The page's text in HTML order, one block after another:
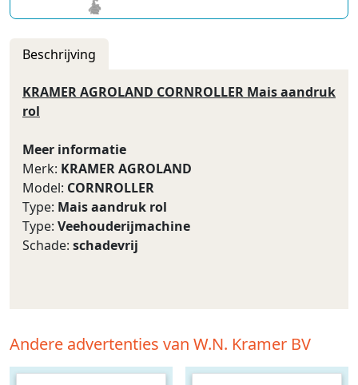
Beschrijving
KRAMER AGROLAND CORNROLLER Mais aandruk
rol
Meer informatie
Merk: KRAMER AGROLAND
Model: CORNROLLER
Type: Mais aandruk rol
Type: Veehouderijmachine
Schade: schadevrij
Andere advertenties van W.N. Kramer BV